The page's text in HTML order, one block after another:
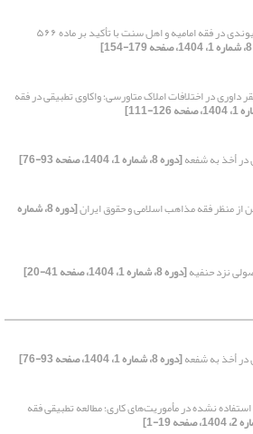
تحلیل تطبیقی دیه اعضای پیوندی در فقه امامیه و اهل سنت با تأکید بر ماده ۵۶۶
داوری در اختلافات املاک متاورسی؛ واکاوی تطبیقی در فقه
در أخذ به شفعه[دوره 8، شماره 1، 1404، صفحه 93-76]
منظر فقه مذاهب اسلامی و حقوق ایران [دوره 8، شماره
نزد حنفیه[دوره 8، شماره 1، 1404، صفحه 41-20]
در أخذ به شفعه[دوره 8، شماره 1، 1404، صفحه 93-76]
نشده در مأموریت‌های کاری؛ مطالعه تطبیقی فقه